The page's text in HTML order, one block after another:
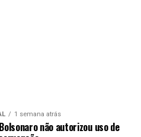
1 semana atrás
não autorizou uso de